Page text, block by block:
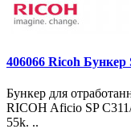
406066 Ricoh Бункер
Бункер для
RICOH Aficio SP
55k. ..